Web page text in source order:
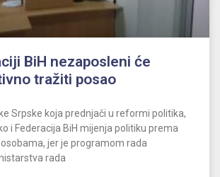
BiH nezaposleni će
tražiti posao
Srpske koja prednjači u reformi politika,
i Federacija BiH mijenja politiku prema
jer je programom rada
rada